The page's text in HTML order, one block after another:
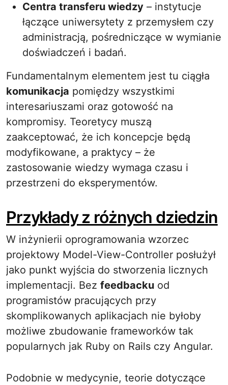
Centra transferu wiedzy – instytucje
łączące uniwersytety z przemysłem czy
administracją, pośredniczące w wymianie
doświadczeń i badań.
Fundamentalnym elementem jest tu ciągła
komunikacja pomiędzy wszystkimi
interesariuszami oraz gotowość na
kompromisy. Teoretycy muszą
zaakceptować, że ich koncepcje będą
modyfikowane, a praktycy – że
zastosowanie wiedzy wymaga czasu i
przestrzeni do eksperymentów.
Przykłady z różnych dziedzin
W inżynierii oprogramowania wzorzec
projektowy Model-View-Controller posłużył
jako punkt wyjścia do stworzenia licznych
implementacji. Bez feedbacku od
programistów pracujących przy
skomplikowanych aplikacjach nie byłoby
możliwe zbudowanie frameworków tak
popularnych jak Ruby on Rails czy Angular.
Podobnie w medycynie, teorie dotyczące